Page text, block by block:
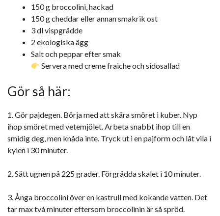
150 g broccolini, hackad
150 g cheddar eller annan smakrik ost
3 dl vispgrädde
2 ekologiska ägg
Salt och peppar efter smak
Servera med creme fraiche och sidosallad
Gör så här:
1. Gör pajdegen. Börja med att skära smöret i kuber. Nyp
ihop smöret med vetemjölet. Arbeta snabbt ihop till en
smidig deg, men knåda inte. Tryck ut i en pajform och låt vila i
kylen i 30 minuter.
2. Sätt ugnen på 225 grader. Förgrädda skalet i 10 minuter.
3. Ånga broccolini över en kastrull med kokande vatten. Det
tar max två minuter eftersom broccolinin är så spröd.